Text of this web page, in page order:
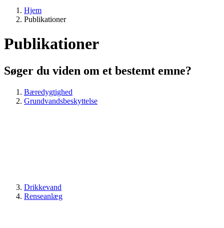
Hjem
Publikationer
Publikationer
Søger du viden om et bestemt emne?
Bæredygtighed
Grundvandsbeskyttelse
Drikkevand
Renseanlæg